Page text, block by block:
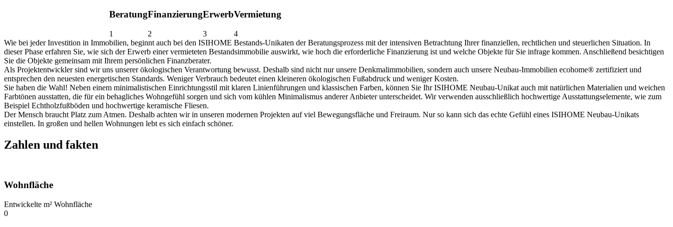
Beratung
1
Finanzierung
2
Erwerb
3
Vermietung
4
Wie bei jeder Investition in Immobilien, beginnt auch bei den ISIHOME Bestands-Unikaten der Beratungsprozess mit der intensiven Betrachtung Ihrer finanziellen, rechtlichen und steuerlichen Situation. In
dieser Phase erfahren Sie, wie sich der Erwerb einer vermieteten Bestandsimmobilie auswirkt, wie hoch die erforderliche Finanzierung ist und welche Objekte für Sie infrage kommen. Anschließend besichtigen
Sie die Objekte gemeinsam mit Ihrem persönlichen Finanzberater.
Als Projektentwickler sind wir uns unserer ökologischen Verantwortung bewusst. Deshalb sind nicht nur unsere Denkmalimmobilien, sondern auch unsere Neubau-Immobilien ecohome® zertifiziert und
entsprechen den neuesten energetischen Standards. Weniger Verbrauch bedeutet einen kleineren ökologischen Fußabdruck und weniger Kosten.
Sie haben die Wahl! Neben einem minimalistischen Einrichtungsstil mit klaren Linienführungen und klassischen Farben, können Sie Ihr ISIHOME Neubau-Unikat auch mit natürlichen Materialien und weichen
Farbtönen ausstatten, die für ein behagliches Wohngefühl sorgen und sich vom kühlen Minimalismus anderer Anbieter unterscheidet. Wir verwenden ausschließlich hochwertige Ausstattungselemente, wie zum
Beispiel Echtholzfußböden und hochwertige keramische Fliesen.
Der Mensch braucht Platz zum Atmen. Deshalb achten wir in unseren modernen Projekten auf viel Bewegungsfläche und Freiraum. Nur so kann sich das echte Gefühl eines ISIHOME Neubau-Unikats
einstellen. In großen und hellen Wohnungen lebt es sich einfach schöner.
Zahlen und fakten
Wohnfläche
Entwickelte m² Wohnfläche
0